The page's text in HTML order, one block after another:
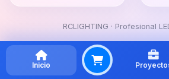
Inicio
RCLIGHTING · Profesional